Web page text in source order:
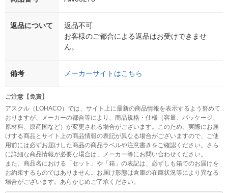
返品について
返品不可
お客様のご都合による返品はお受けできませ
ん。
備考 メーカーサイトはこちら
ご注意【免責】
アスクル（LOHACO）では、サイト上に最新の商品情報を表示するよう努めて
おりますが、メーカーの都合等により、商品規格・仕様（容量、パッケージ、
原材料、原産国など）が変更される場合がございます。このため、実際にお届
けする商品とサイト上の商品情報の表記が異なる場合がございますので、ご使
用前には必ずお届けした商品の商品ラベルや注意書きをご確認ください。さら
に詳細な商品情報が必要な場合は、メーカー等にお問い合わせください。
また、商品名における「セット」や「箱」の表記は、必ずしも箱でのお届けを
お約束するものではありません。お届け形態は倉庫の在庫状況等により異なる
場合がございます。あらかじめご了承ください。